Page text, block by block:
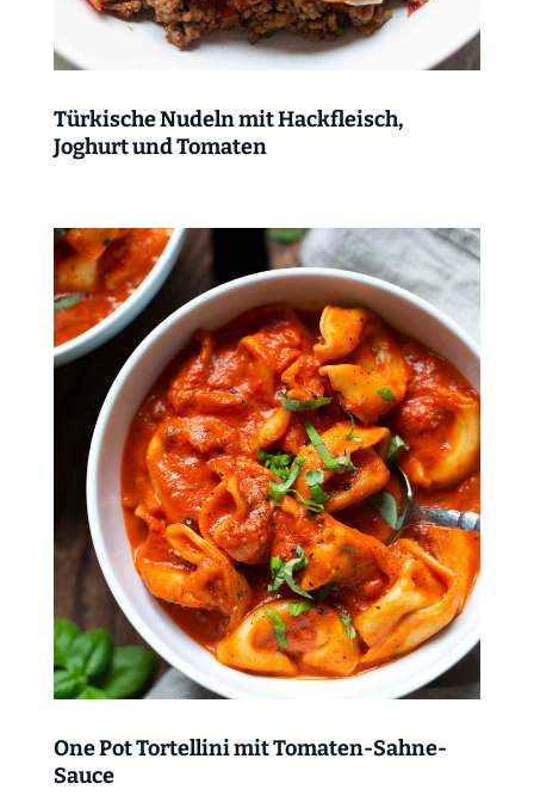
Türkische Nudeln mit Hackfleisch,
Joghurt und Tomaten
One Pot Tortellini mit Tomaten-Sahne-
Sauce